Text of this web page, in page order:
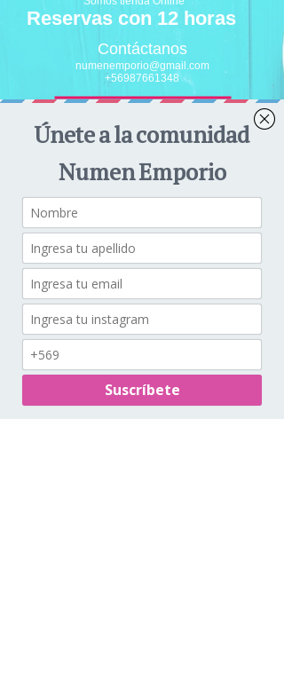
Reservas con 12 horas
numenemporio@gmail.com
+56987661348
+56 9 87661348
¿Tiene alguna
duda? ¡Escríbenos
al WhatsApp!
Contáctanos
© 2025 by Numen Emporio.